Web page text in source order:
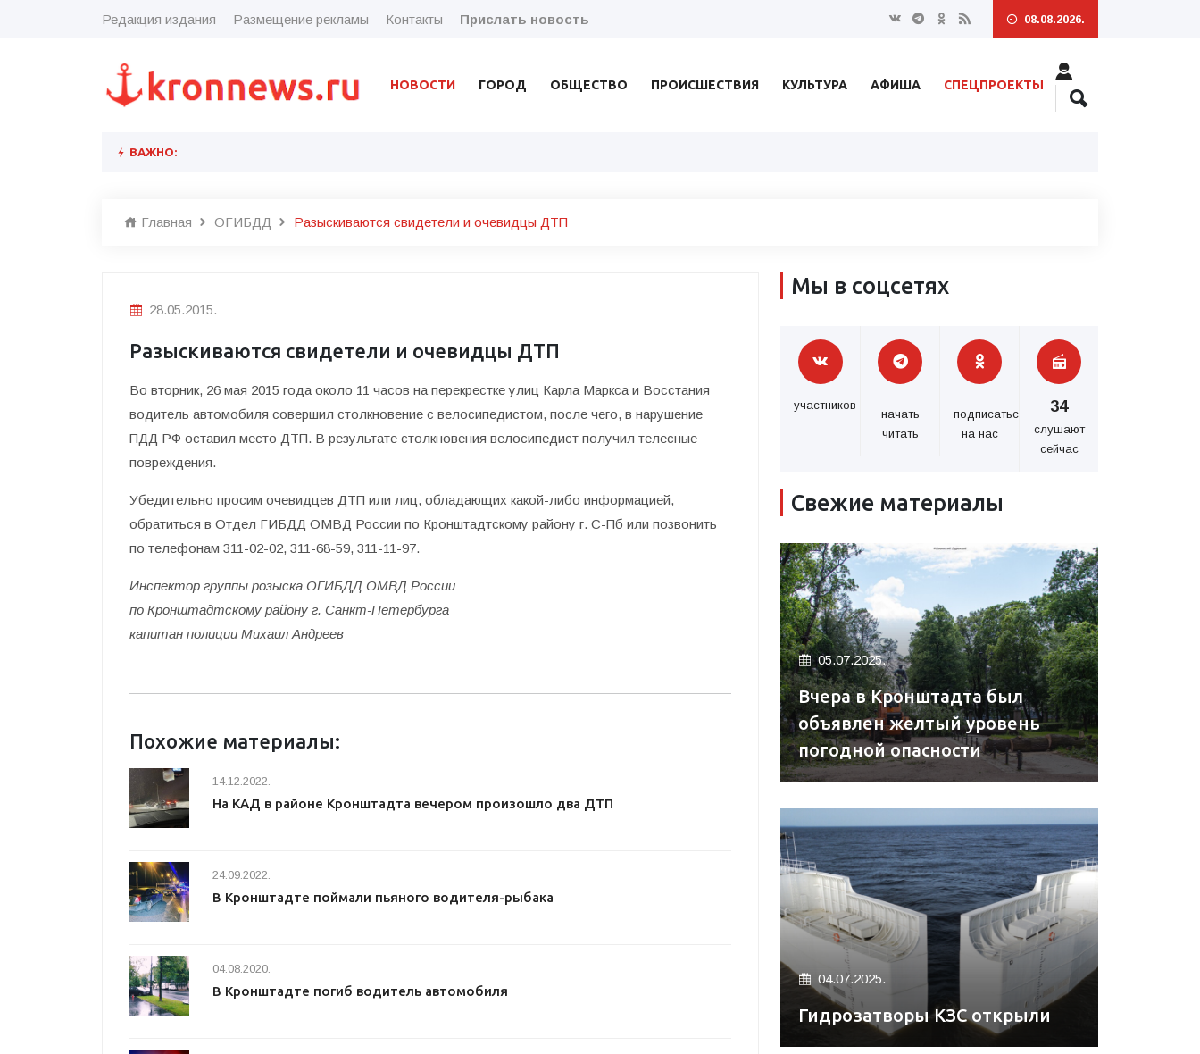
Редакция издания Размещение рекламы Контакты Прислать новость 08.08.2026.
НОВОСТИ ГОРОД ОБЩЕСТВО ПРОИСШЕСТВИЯ КУЛЬТУРА АФИША СПЕЦПРОЕКТЫ
ВАЖНО:
Главная ОГИБДД Разыскиваются свидетели и очевидцы ДТП
28.05.2015.
Разыскиваются свидетели и очевидцы ДТП
Во вторник, 26 мая 2015 года около 11 часов на перекрестке улиц Карла Маркса и Восстания
водитель автомобиля совершил столкновение с велосипедистом, после чего, в нарушение
ПДД РФ оставил место ДТП. В результате столкновения велосипедист получил телесные
повреждения.
Убедительно просим очевидцев ДТП или лиц, обладающих какой-либо информацией,
обратиться в Отдел ГИБДД ОМВД России по Кронштадтскому району г. С-Пб или позвонить
по телефонам 311-02-02, 311-68-59, 311-11-97.
Инспектор группы розыска ОГИБДД ОМВД России
по Кронштадтскому району г. Санкт-Петербурга
капитан полиции Михаил Андреев
Похожие материалы:
14.12.2022.
На КАД в районе Кронштадта вечером произошло два ДТП
24.09.2022.
В Кронштадте поймали пьяного водителя-рыбака
04.08.2020.
В Кронштадте погиб водитель автомобиля
Мы в соцсетях
участников
начать
читать
подписаться
на нас
34
слушают
сейчас
Свежие материалы
05.07.2025.
Вчера в Кронштадта был
объявлен желтый уровень
погодной опасности
04.07.2025.
Гидрозатворы КЗС открыли